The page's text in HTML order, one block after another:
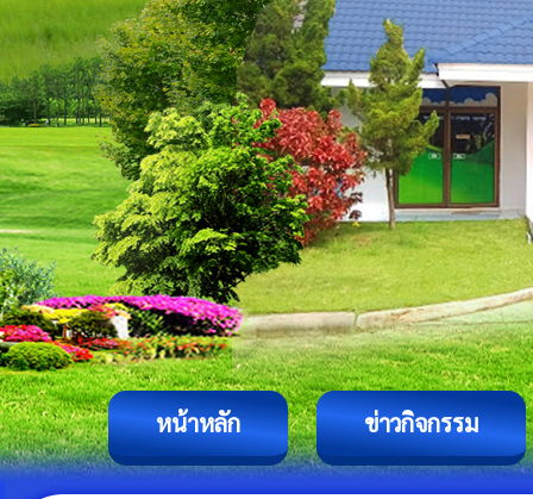
หน้าหลัก ข่าวกิจกรรม